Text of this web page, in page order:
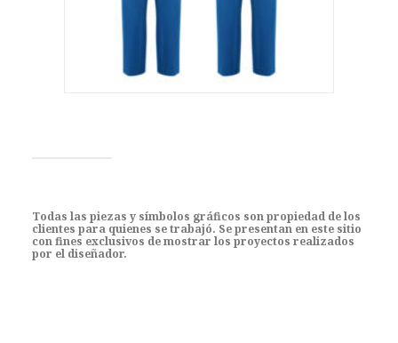
Todas las piezas y símbolos gráficos son propiedad de los
clientes para quienes se trabajó. Se presentan en este sitio
con fines exclusivos de mostrar los proyectos realizados
por el diseñador.